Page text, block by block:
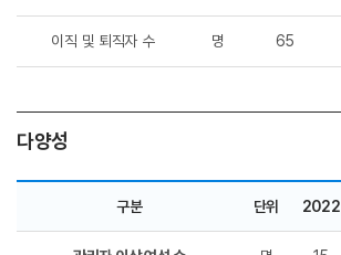
이직 및 퇴직자 수 명 65
다양성
구분 단위 2022